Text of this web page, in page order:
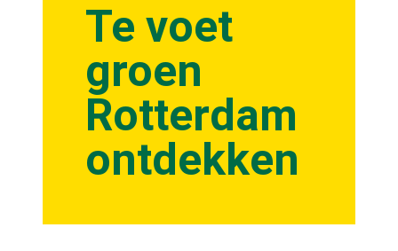
Te voet
groen
Rotterdam
ontdekken